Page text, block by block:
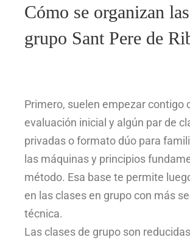
Cómo se organizan
grupo Sant Pere de
Primero, suelen empezar contigo
evaluación inicial y algún par de
privadas o formato dúo para
las máquinas y principios
método. Esa base te permite
en las clases en grupo con más
técnica.
Las clases de grupo son